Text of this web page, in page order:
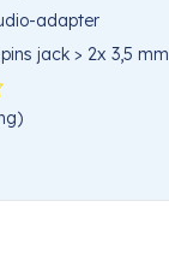
adapter
jack > 2x 3,5 mm